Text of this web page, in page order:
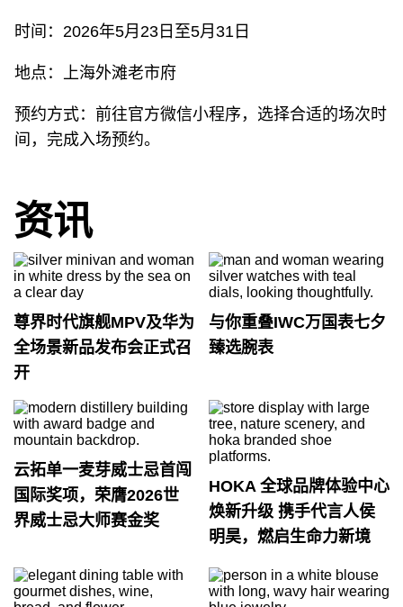
时间：2026年5月23日至5月31日
地点：上海外滩老市府
预约方式：前往官方微信小程序，选择合适的场次时
间，完成入场预约。
资讯
尊界时代旗舰MPV及华为
全场景新品发布会正式召
开
与你重叠IWC万国表七夕
臻选腕表
云拓单一麦芽威士忌首闯
国际奖项，荣膺2026世
界威士忌大师赛金奖
HOKA 全球品牌体验中心
焕新升级 携手代言人侯
明昊，燃启生命力新境